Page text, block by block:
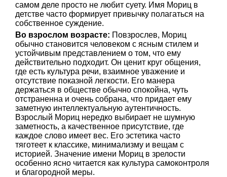
самом деле просто не любит суету. Имя Мориц в
детстве часто формирует привычку полагаться на
собственное суждение.
Во взрослом возрасте: Повзрослев, Мориц
обычно становится человеком с ясным стилем и
устойчивым представлением о том, что ему
действительно подходит. Он ценит круг общения,
где есть культура речи, взаимное уважение и
отсутствие показной легкости. Его манера
держаться в обществе обычно спокойна, чуть
отстраненна и очень собрана, что придает ему
заметную интеллектуальную аутентичность.
Взрослый Мориц нередко выбирает не шумную
заметность, а качественное присутствие, где
каждое слово имеет вес. Его эстетика часто
тяготеет к классике, минимализму и вещам с
историей. Значение имени Мориц в зрелости
особенно ясно читается как культура самоконтроля
и благородной меры.